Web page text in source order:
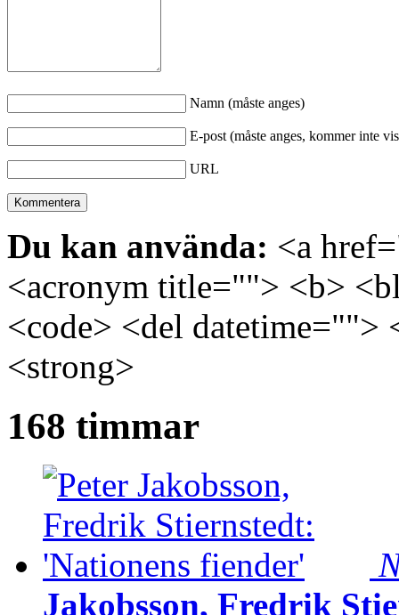
Namn (måste anges)
E-post (måste anges, kommer inte
URL
Du kan använda: <a
<acronym title=""> <b>
<code> <del
<strong>
168 timmar
Jakobsson, Fredrik